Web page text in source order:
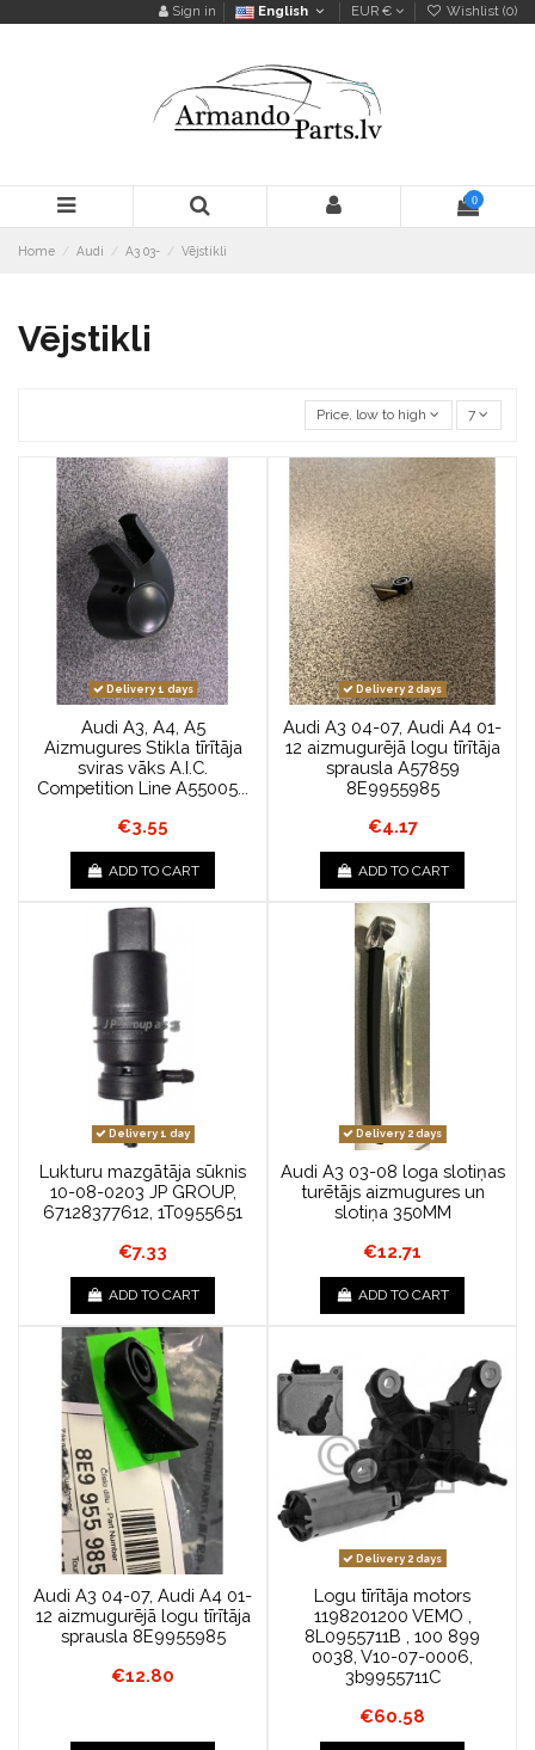
Sign in English EUR € Wishlist (0)
0
Home Audi A3 03- Vējstikli
Vējstikli
Price, low to high 7
Delivery 1 days
Audi A3, A4, A5
Aizmugures Stikla tīrītāja
sviras vāks A.I.C.
Competition Line A55005...
€3.55
ADD TO CART
Delivery 2 days
Audi A3 04-07, Audi A4 01-
12 aizmugurējā logu tīrītāja
sprausla A57859
8E9955985
€4.17
ADD TO CART
Delivery 1 day
Lukturu mazgātāja sūknis
10-08-0203 JP GROUP,
67128377612, 1T0955651
€7.33
ADD TO CART
Delivery 2 days
Audi A3 03-08 loga slotiņas
turētājs aizmugures un
slotiņa 350MM
€12.71
ADD TO CART
Audi A3 04-07, Audi A4 01-
12 aizmugurējā logu tīrītāja
sprausla 8E9955985
€12.80
Delivery 2 days
Logu tīrītāja motors
1198201200 VEMO ,
8L0955711B , 100 899
0038, V10-07-0006,
3b9955711C
€60.58